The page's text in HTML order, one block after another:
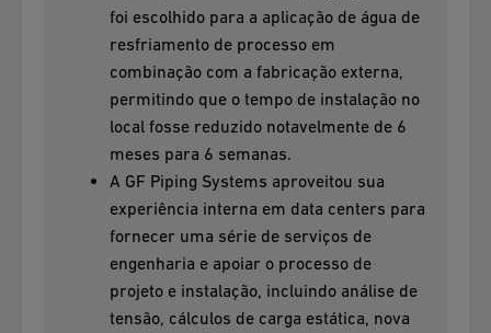
foi escolhido para a aplicação de água de
resfriamento de processo em
combinação com a fabricação externa,
permitindo que o tempo de instalação no
local fosse reduzido notavelmente de 6
meses para 6 semanas.
A GF Piping Systems aproveitou sua
experiência interna em data centers para
fornecer uma série de serviços de
engenharia e apoiar o processo de
projeto e instalação, incluindo análise de
tensão, cálculos de carga estática, nova